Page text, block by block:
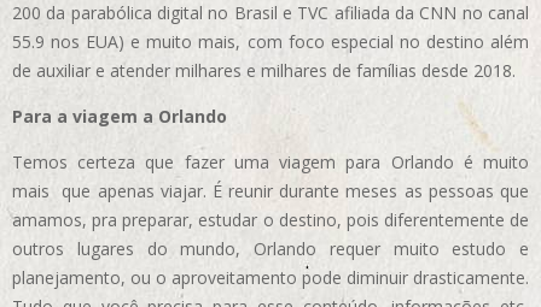
200 da parabólica digital no Brasil e TVC afiliada da CNN no canal
55.9 nos EUA) e muito mais, com foco especial no destino além
de auxiliar e atender milhares e milhares de famílias desde 2018.
Para a viagem a Orlando
Temos certeza que fazer uma viagem para Orlando é muito
mais que apenas viajar. É reunir durante meses as pessoas que
amamos, pra preparar, estudar o destino, pois diferentemente de
outros lugares do mundo, Orlando requer muito estudo e
planejamento, ou o aproveitamento pode diminuir drasticamente.